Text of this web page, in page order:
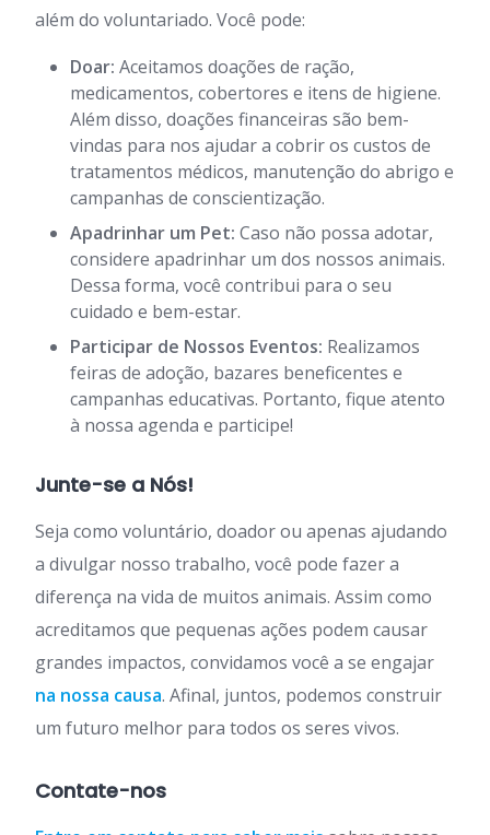
além do voluntariado. Você pode:
Doar: Aceitamos doações de ração,
medicamentos, cobertores e itens de higiene.
Além disso, doações financeiras são bem-
vindas para nos ajudar a cobrir os custos de
tratamentos médicos, manutenção do abrigo e
campanhas de conscientização.
Apadrinhar um Pet: Caso não possa adotar,
considere apadrinhar um dos nossos animais.
Dessa forma, você contribui para o seu
cuidado e bem-estar.
Participar de Nossos Eventos: Realizamos
feiras de adoção, bazares beneficentes e
campanhas educativas. Portanto, fique atento
à nossa agenda e participe!
Junte-se a Nós!
Seja como voluntário, doador ou apenas ajudando
a divulgar nosso trabalho, você pode fazer a
diferença na vida de muitos animais. Assim como
acreditamos que pequenas ações podem causar
grandes impactos, convidamos você a se engajar
na nossa causa. Afinal, juntos, podemos construir
um futuro melhor para todos os seres vivos.
Contate-nos